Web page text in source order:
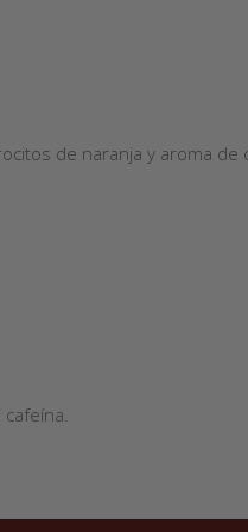
de naranja y aroma de